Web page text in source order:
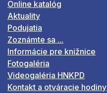
Online katalóg
Aktuality
Podujatia
Zoznámte sa ...
Informácie pre knižnice
Fotogaléria
Videogaléria HNKPD
Kontakt a otváracie hodiny